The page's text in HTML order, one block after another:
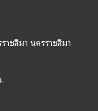
าชสีมา นครราชสีมา